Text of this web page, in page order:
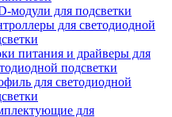
модули для подсветки
для светодиодной
питания и драйверы для
подсветки
для светодиодной
для